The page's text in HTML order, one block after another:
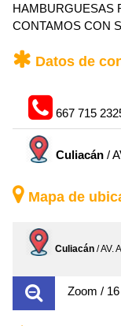
HAMBURGUESAS
CONTAMOS CON
Datos de
667 715
Culiacán /
Mapa de
Culiacán / AV.
Zoom / 16